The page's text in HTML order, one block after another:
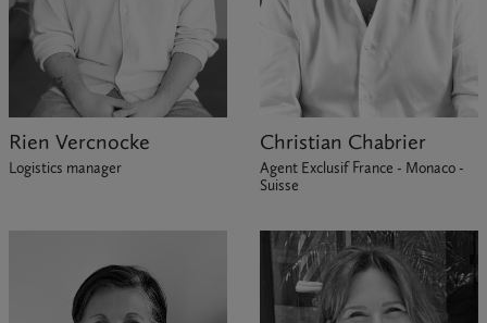
Rien Vercnocke
Logistics manager
Christian Chabrier
Agent Exclusif France - Monaco -
Suisse